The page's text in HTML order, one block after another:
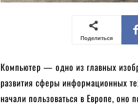
Поделиться
Компьютер — одно из главных
развития сферы информационных
начали пользоваться в Европе, оно